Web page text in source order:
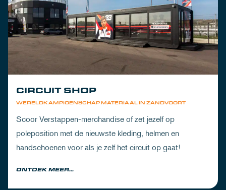
WERELDKAMPIOENSCHAP MATERIAAL IN ZANDVOORT
CIRCUIT SHOP
Scoor Verstappen-merchandise of zet jezelf op
poleposition met de nieuwste kleding, helmen en
handschoenen voor als je zelf het circuit op gaat!
ONTDEK MEER...